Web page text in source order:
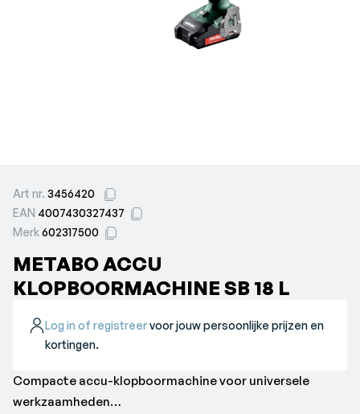
Art nr. 3456420
EAN 4007430327437
Merk602317500
METABO ACCU
KLOPBOORMACHINE SB 18 L
Log in of registreervoor jouw persoonlijke prijzen en
kortingen.
Compacte accu-klopboormachine voor universele
werkzaamheden